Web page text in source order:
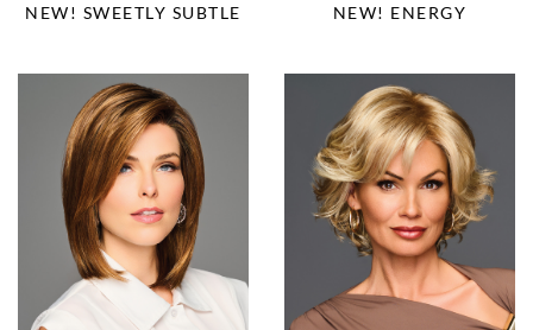
NEW! SWEETLY SUBTLE NEW! ENERGY